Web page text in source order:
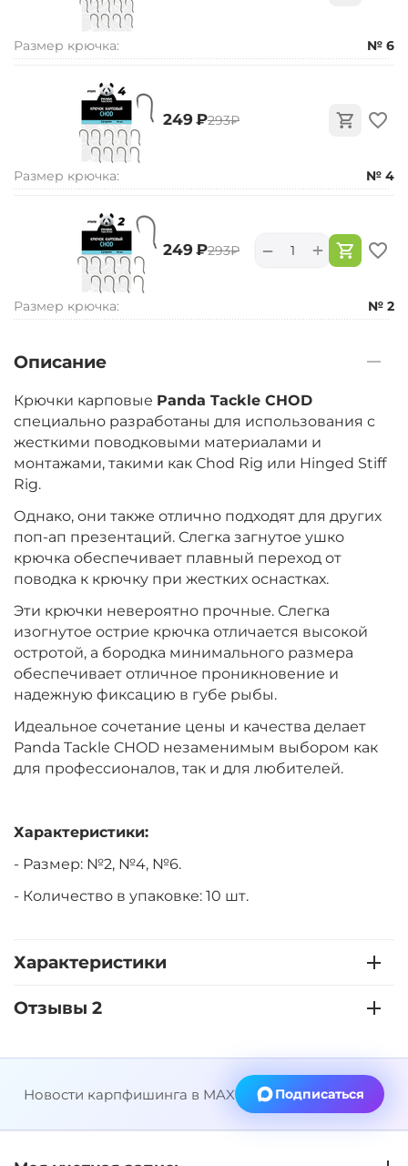
Размер крючка: № 6
‍249‍ ₽‍293‍₽
Размер крючка: № 4
‍249‍ ₽‍293‍₽ +
−
Размер крючка: № 2
Описание
Крючки карповые Panda Tackle CHOD
специально разработаны для использования с
жесткими поводковыми материалами и
монтажами, такими как Chod Rig или Hinged Stiff
Rig.
Однако, они также отлично подходят для других
поп-ап презентаций. Слегка загнутое ушко
крючка обеспечивает плавный переход от
поводка к крючку при жестких оснастках.
Эти крючки невероятно прочные. Слегка
изогнутое острие крючка отличается высокой
остротой, а бородка минимального размера
обеспечивает отличное проникновение и
надежную фиксацию в губе рыбы.
Идеальное сочетание цены и качества делает
Panda Tackle CHOD незаменимым выбором как
для профессионалов, так и для любителей.
Характеристики:
- Размер: №2, №4, №6.
- Количество в упаковке: 10 шт.
Характеристики
Отзывы 2
Новости карпфишинга в MAX Подписаться